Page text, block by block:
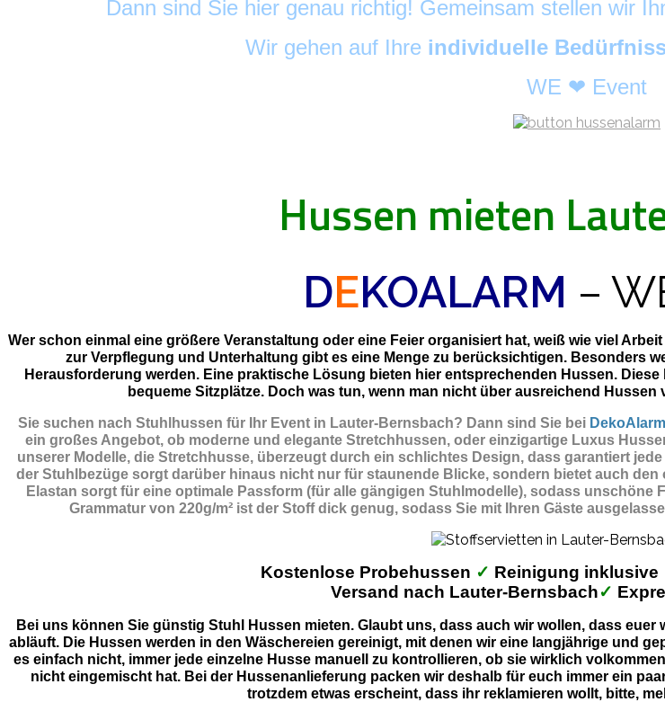
Dann sind Sie hier genau richtig! Gemeinsam stellen wir
Wir gehen auf Ihre individuelle
WE ❤ Event
Hussen mieten
DEKOALARM –
Wer schon einmal eine größere Veranstaltung oder eine Feier organisiert hat, weiß wie viel
zur Verpflegung und Unterhaltung gibt es eine Menge zu berücksichtigen. Besonders
Herausforderung werden. Eine praktische Lösung bieten hier entsprechenden Hussen.
bequeme Sitzplätze. Doch was tun, wenn man nicht über ausreichend
Sie suchen nach Stuhlhussen für Ihr Event in Lauter-Bernsbach? Dann sind Sie bei
ein großes Angebot, ob moderne und elegante Stretchhussen, oder einzigartige Luxus
unserer Modelle, die Stretchhusse, überzeugt durch ein schlichtes Design, dass garantiert
der Stuhlbezüge sorgt darüber hinaus nicht nur für staunende Blicke, sondern bietet auch
Elastan sorgt für eine optimale Passform (für alle gängigen Stuhlmodelle), sodass
Grammatur von 220g/m² ist der Stoff dick genug, sodass Sie mit Ihren Gäste
Kostenlose Probehussen ✓ Reinigung inklusive
Versand nach Lauter-Bernsbach✓
Bei uns können Sie günstig Stuhl Hussen mieten. Glaubt uns, dass auch wir wollen, dass
abläuft. Die Hussen werden in den Wäschereien gereinigt, mit denen wir eine langjährige und
es einfach nicht, immer jede einzelne Husse manuell zu kontrollieren, ob sie wirklich
nicht eingemischt hat. Bei der Hussenanlieferung packen wir deshalb für euch immer ein
trotzdem etwas erscheint, dass ihr reklamieren wollt, bitte,